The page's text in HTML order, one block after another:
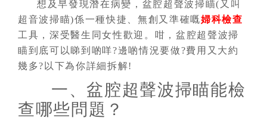
想及早發現潛在病變，盆腔超聲波掃瞄(又叫
超音波掃瞄)係一種快捷、無創又準確嘅婦科檢查
工具，深受醫生同女性歡迎。咁，盆腔超聲波掃
瞄到底可以睇到啲咩?邊啲情況要做?費用又大約
幾多?以下為你詳細拆解!
一、盆腔超聲波掃瞄能檢
查哪些問題？